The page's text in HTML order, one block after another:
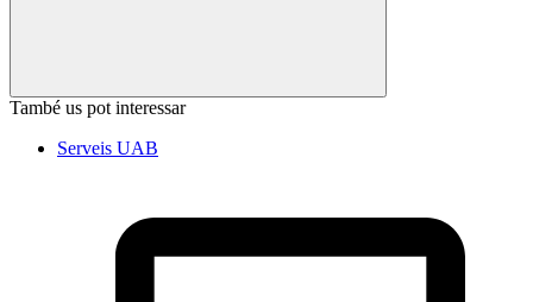
També us pot interessar
Serveis UAB